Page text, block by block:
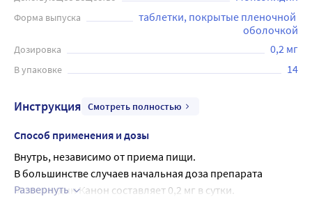
Форма выпуска
таблетки, покрытые пленочной
оболочкой
Дозировка 0,2 мг
В упаковке 14
Инструкция Смотреть полностью
Способ применения и дозы
Внутрь, независимо от приема пищи.
В большинстве случаев начальная доза препарата
Моксонидин Канон составляет 0,2 мг в сутки.
Развернуть